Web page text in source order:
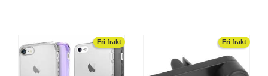
Fri frakt Fri frakt